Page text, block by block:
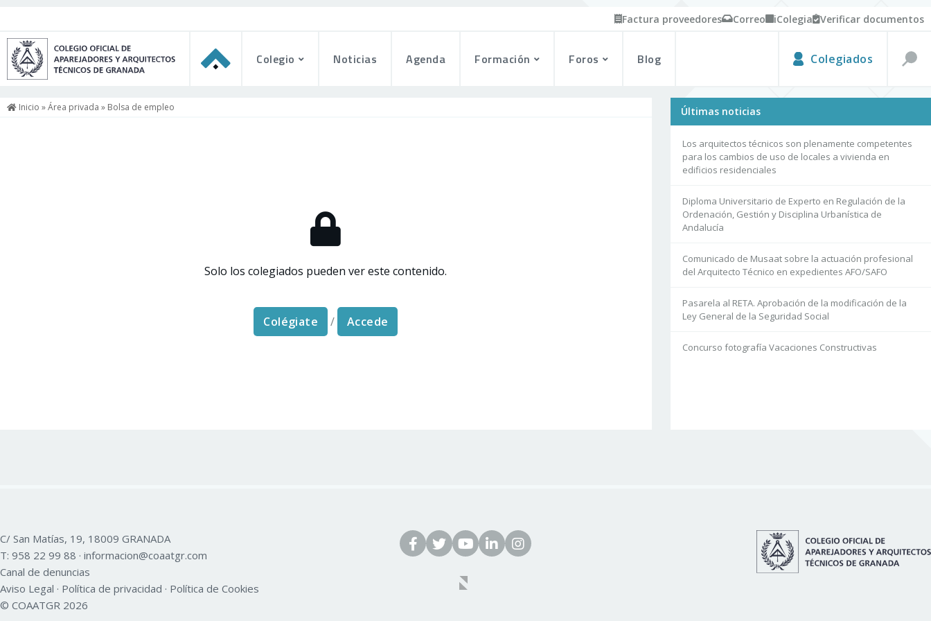
Factura proveedores Correo iColegia Verificar documentos
Colegio Noticias Agenda Formación Foros Blog Colegiados
Inicio »Área privada » Bolsa de empleo
Solo los colegiados pueden ver este contenido.
Colégiate / Accede
Últimas noticias
Los arquitectos técnicos son plenamente competentes
para los cambios de uso de locales a vivienda en
edificios residenciales
Diploma Universitario de Experto en Regulación de la
Ordenación, Gestión y Disciplina Urbanística de
Andalucía
Comunicado de Musaat sobre la actuación profesional
del Arquitecto Técnico en expedientes AFO/SAFO
Pasarela al RETA. Aprobación de la modificación de la
Ley General de la Seguridad Social
Concurso fotografía Vacaciones Constructivas
C/ San Matías, 19, 18009 GRANADA
T: 958 22 99 88 · informacion@coaatgr.com
Canal de denuncias
Aviso Legal · Política de privacidad · Política de Cookies
© COAATGR 2026